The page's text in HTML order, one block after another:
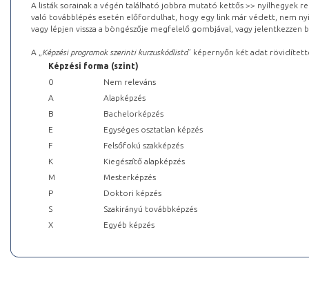
A listák sorainak a végén található jobbra mutató kettős >> nyílhegyek
való továbblépés esetén előfordulhat, hogy egy link már védett, nem
vagy lépjen vissza a böngészője megfelelő gombjával, vagy
A „ Képzési programok szerinti kurzuskódlista” képernyőn két adat
Képzési forma (szint)
0
Nem releváns
A
Alapképzés
B
Bachelorképzés
E
Egységes osztatlan képzés
F
Felsőfokú szakképzés
K
Kiegészítő alapképzés
M
Mesterképzés
P
Doktori képzés
S
Szakirányú továbbképzés
X
Egyéb képzés